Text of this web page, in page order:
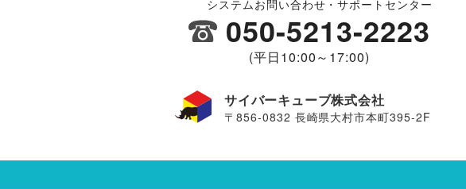
システムお問い合わせ・サポートセンター
050-5213-2223
(平日10:00～17:00)
サイバーキューブ株式会社
〒856-0832 長崎県大村市本町395-2F